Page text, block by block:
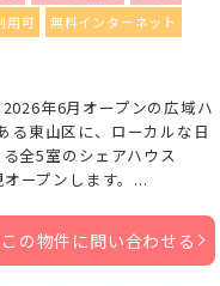
用可
無料インターネット
年6月オープンの広域ハ
東山区に、ローカルな日
全5室のシェアハウス
ープンします。...
この物件に問い合わせる